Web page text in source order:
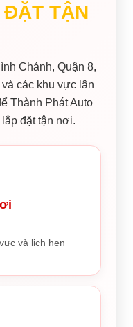
ĐẶT TẬN
Chánh, Quận 8,
các khu vực lân
Thành Phát Auto
đặt tận nơi.
và lịch hẹn